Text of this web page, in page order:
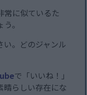
常に似ているた
。
い。どのジャンル
で「いいね！」
晴らしい存在にな